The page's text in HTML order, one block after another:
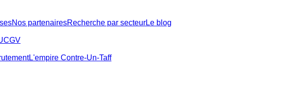
Nos partenairesRecherche par secteurLe blog
CGV
L'empire Contre-Un-Taff